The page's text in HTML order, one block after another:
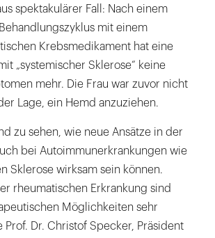
spektakulärer Fall: Nach einem
mit einem
Krebsmedikament hat eine
„systemischer Sklerose“ keine
mehr. Die Frau war zuvor nicht
Lage, ein Hemd anzuziehen.
zu sehen, wie neue Ansätze in der
bei Autoimmunerkrankungen wie
Sklerose wirksam sein können.
rheumatischen Erkrankung sind
Möglichkeiten sehr
Prof. Dr. Christof Specker, Präsident